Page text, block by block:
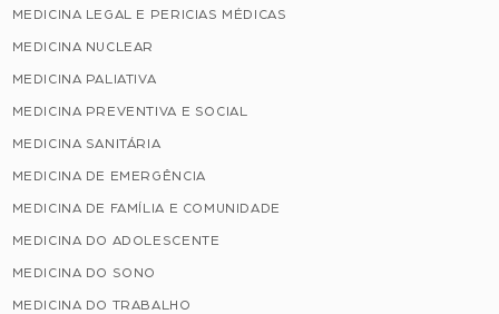
MEDICINA LEGAL E PERICIAS MÉDICAS
MEDICINA NUCLEAR
MEDICINA PALIATIVA
MEDICINA PREVENTIVA E SOCIAL
MEDICINA SANITÁRIA
MEDICINA DE EMERGÊNCIA
MEDICINA DE FAMÍLIA E COMUNIDADE
MEDICINA DO ADOLESCENTE
MEDICINA DO SONO
MEDICINA DO TRABALHO